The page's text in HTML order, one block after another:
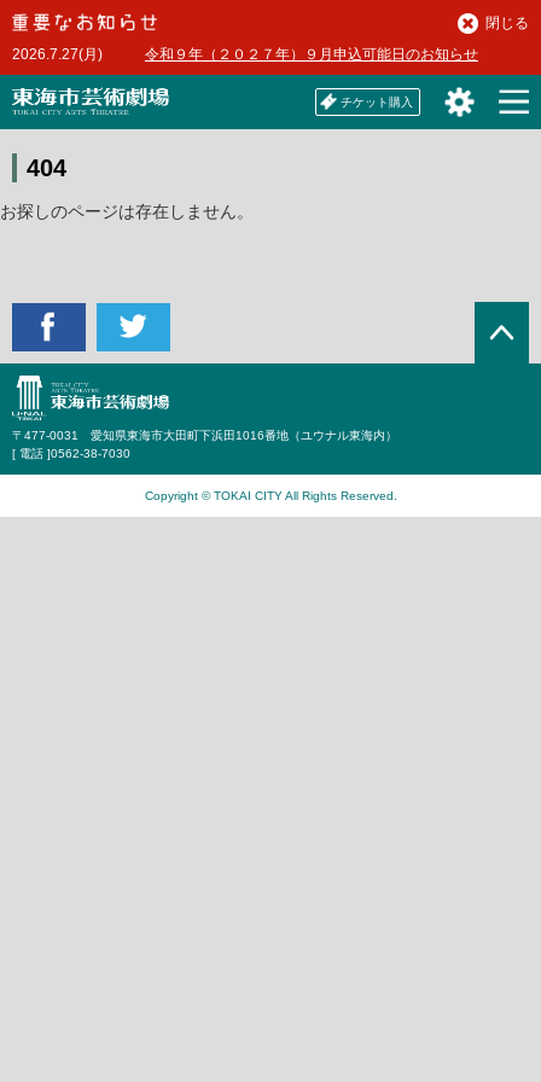
本
文
へ2026.7.27(月) 令和９年（２０２７年）９月申込可能日のお知らせ
閉じる
チケット購入
404
お探しのページは存在しません。
〒477-0031 愛知県東海市大田町下浜田1016番地（ユウナル東海内）
[ 電話 ]0562-38-7030
Copyright © TOKAI CITY All Rights Reserved.